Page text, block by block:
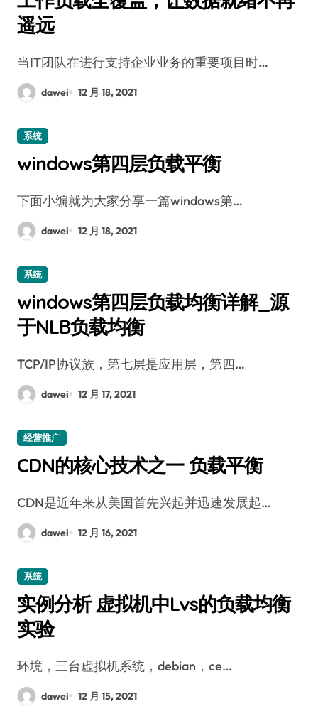
遥远
当IT团队在进行支持企业业务的重要项目时…
dawei 12 月 18, 2021
系统
windows第四层负载平衡
下面小编就为大家分享一篇windows第…
dawei 12 月 18, 2021
系统
windows第四层负载均衡详解_源
于NLB负载均衡
TCP/IP协议族，第七层是应用层，第四…
dawei 12 月 17, 2021
经营推广
CDN的核心技术之一 负载平衡
CDN是近年来从美国首先兴起并迅速发展起…
dawei 12 月 16, 2021
系统
实例分析 虚拟机中Lvs的负载均衡
实验
环境，三台虚拟机系统，debian，ce…
dawei 12 月 15, 2021